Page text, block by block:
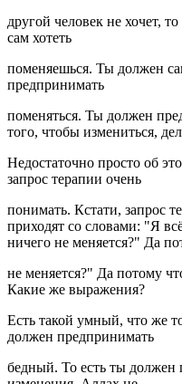
другой человек не хочет,
сам хотеть
поменяешься. Ты должен
предпринимать
поменяться. Ты должен
того, чтобы измениться,
Недостаточно просто об
запрос терапии очень
понимать. Кстати, запрос
приходят со словами: "Я
ничего не меняется?" Да
не меняется?" Да потому
Какие же выражения?
Есть такой умный, что же
должен предпринимать
бедный. То есть ты должен